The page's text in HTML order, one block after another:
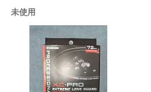
未使用